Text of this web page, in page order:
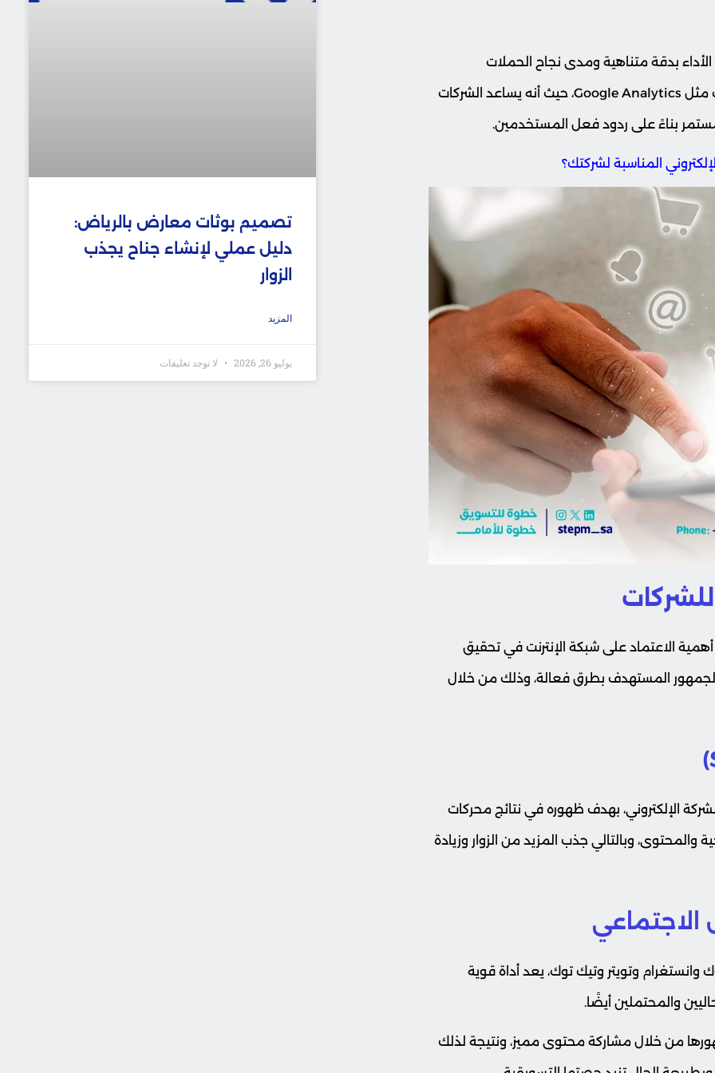
بدقة متناهية ومدى نجاح الحملات
التسويقية، ولذلك يتم باستخدام أدوات تحليل البيانات مثل Google Analytics، حيث أنه يساعد الشركات
بناءً على ردود فعل المستخدمين.
المناسبة لشركتك؟
الاعتماد على شبكة الإنترنت في تحقيق
المستهدف بطرق فعالة، وذلك من خلال
الإلكتروني، بهدف ظهوره في نتائج محركات
وبالتالي جذب المزيد من الزوار وزيادة
الاجتماعي
وتويتر وتيك توك، يعد أداة قوية
والمحتملين أيضًا.
من خلال مشاركة محتوى مميز، ونتيجة لذلك
تصميم بوثات معارض بالرياض:
دليل عملي لإنشاء جناح يجذب
الزوار
المزيد
يوليو 26, 2026 لا توجد تعليقات